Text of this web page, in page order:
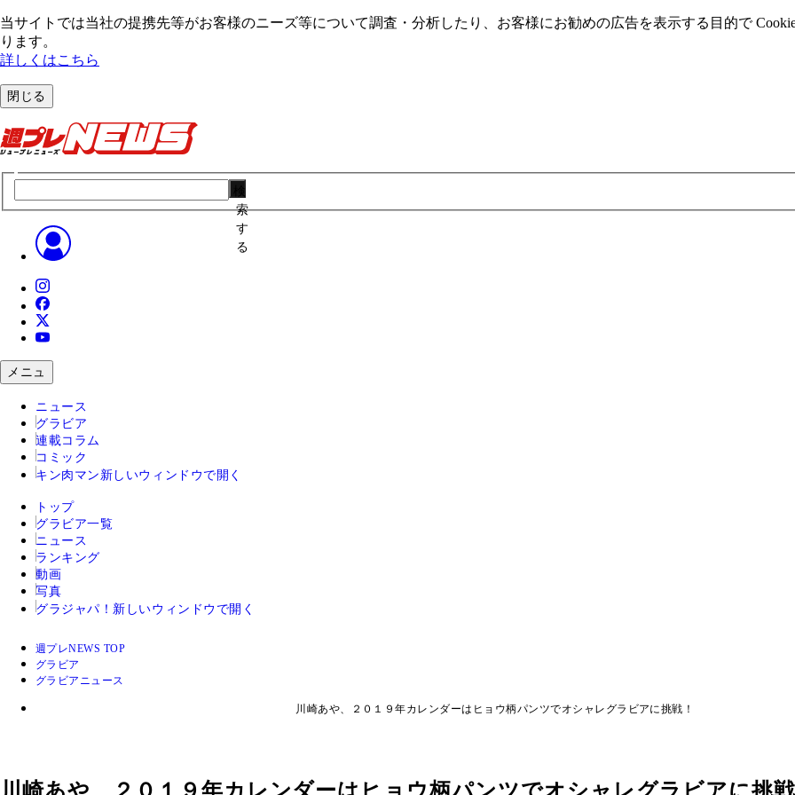
当サイトでは当社の提携先等がお客様のニーズ等について調査・分析したり、お客様にお勧めの広告を表⽰する⽬的で
ります。
詳しくはこちら
閉じる
索
す
る
メニュ
ニュース
グラビア
連載コラム
コミック
キン肉マン 新しいウィンドウで開く
トップ
グラビア一覧
ニュース
ランキング
動画
写真
グラジャパ！ 新しいウィンドウで開く
週プレNEWS TOP
グラビア
グラビアニュース
川崎あや、２０１９年カレンダーはヒョウ柄パンツでオシャレグラビアに挑戦！
川崎あや、２０１９年カレンダーはヒョウ柄パンツでオシャレグラビアに